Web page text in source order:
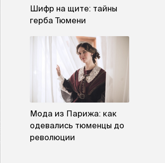
Шифр на щите: тайны
герба Тюмени
Мода из Парижа: как
одевались тюменцы до
революции